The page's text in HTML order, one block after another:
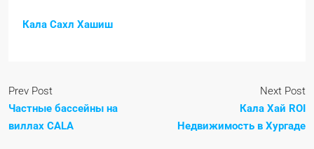
Кала Сахл Хашиш
Prev Post
Частные бассейны на
виллах CALA
Next Post
Кала Хай ROI
Недвижимость в Хургаде